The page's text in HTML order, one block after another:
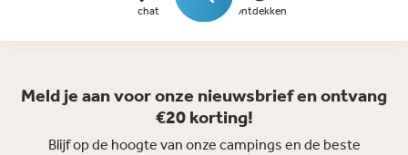
chat Ontdekken
Meld je aan voor onze nieuwsbrief en ontvang
€20 korting!
Blijf op de hoogte van onze campings en de beste